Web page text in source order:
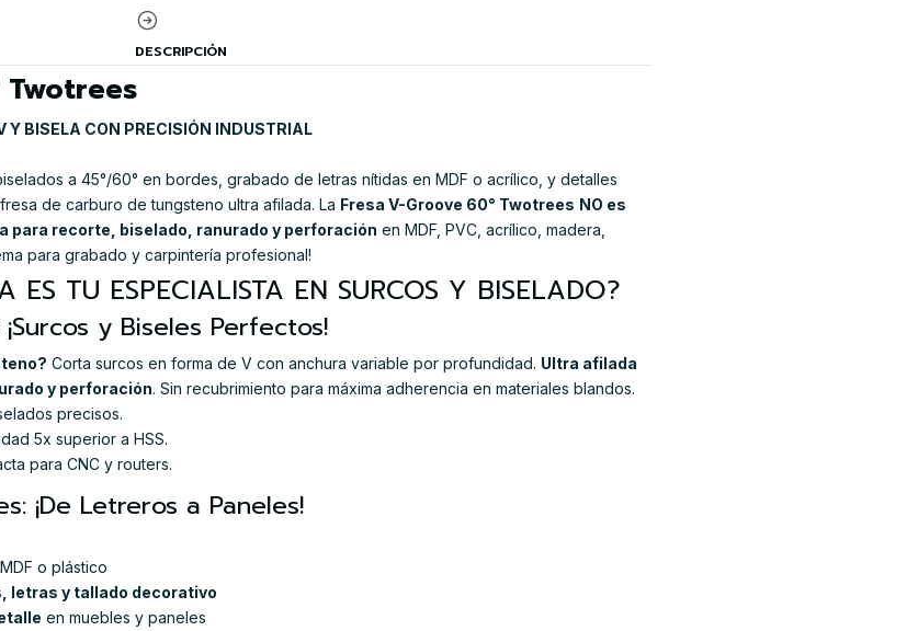
DESCRIPCIÓN
Twotrees
Y BISELA CON PRECISIÓN INDUSTRIAL
a 45°/60° en bordes, grabado de letras nítidas en MDF o acrílico, y detalles
de carburo de tungsteno ultra afilada. La Fresa V-Groove 60° Twotrees NO es
para recorte, biselado, ranurado y perforación en MDF, PVC, acrílico, madera,
para grabado y carpintería profesional!
ES TU ESPECIALISTA EN SURCOS Y BISELADO?
y Biseles Perfectos!
Corta surcos en forma de V con anchura variable por profundidad. Ultra afilada
y perforación. Sin recubrimiento para máxima adherencia en materiales blandos.
precisos.
5x superior a HSS.
para CNC y routers.
¡De Letreros a Paneles!
o plástico
letras y tallado decorativo
en muebles y paneles